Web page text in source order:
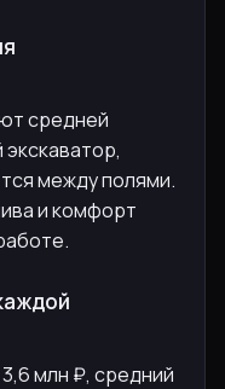
средней
между полями.
и комфорт
млн ₽, средний